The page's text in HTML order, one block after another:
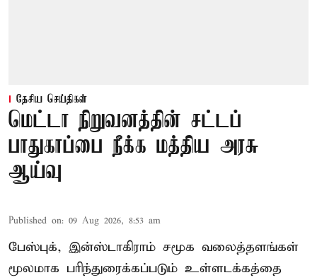
தேசிய செய்திகள்
மெட்டா நிறுவனத்தின் சட்டப்
பாதுகாப்பை நீக்க மத்திய அரசு
ஆய்வு
Published on: 09 Aug 2026, 8:53 am
பேஸ்புக், இன்ஸ்டாகிராம் சமூக வலைத்தளங்கள்
மூலமாக பரிந்துரைக்கப்படும் உள்ளடக்கத்தை